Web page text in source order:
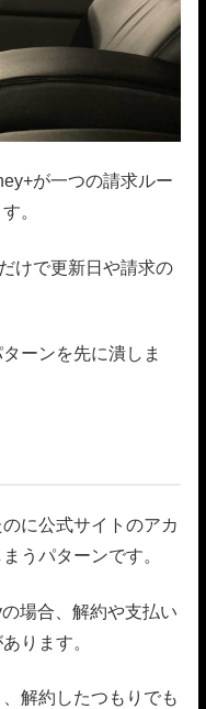
が一つの請求ルー
。
けで更新日や請求の
ーンを先に潰しま
に公式サイトのアカ
うパターンです。
場合、解約や支払い
ります。
解約したつもりでも